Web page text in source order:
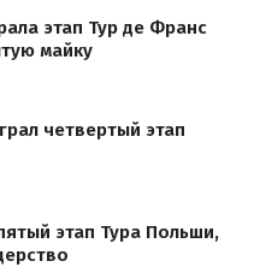
этап Тур де Франс
майку
четвертый этап
этап Тура Польши,